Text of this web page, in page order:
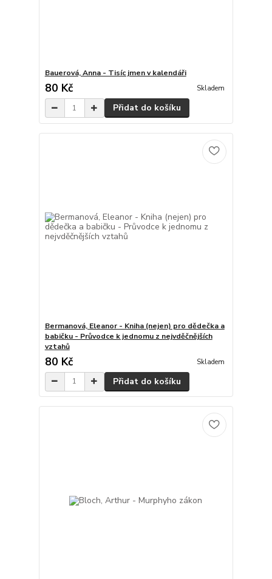
Bauerová, Anna - Tisíc jmen v kalendáři
80 Kč Skladem
Přidat do košíku
Bermanová, Eleanor - Kniha (nejen) pro dědečka a
babičku - Průvodce k jednomu z nejvděčnějších
vztahů
80 Kč Skladem
Přidat do košíku